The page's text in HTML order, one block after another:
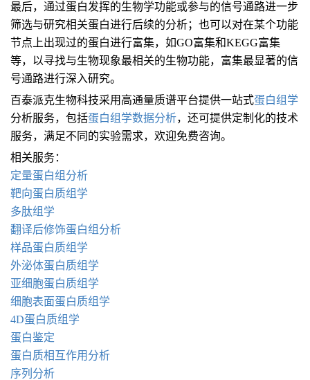
最后，通过蛋白发挥的生物学功能或参与的信号通路进一步
筛选与研究相关蛋白进行后续的分析；也可以对在某个功能
节点上出现过的蛋白进行富集，如GO富集和KEGG富集
等，以寻找与生物现象最相关的生物功能，富集最显著的信
号通路进行深入研究。
百泰派克生物科技采用高通量质谱平台提供一站式蛋白组学
分析服务，包括蛋白组学数据分析，还可提供定制化的技术
服务，满足不同的实验需求，欢迎免费咨询。
相关服务：
定量蛋白组分析
靶向蛋白质组学
多肽组学
翻译后修饰蛋白组分析
样品蛋白质组学
外泌体蛋白质组学
亚细胞蛋白质组学
细胞表面蛋白质组学
4D蛋白质组学
蛋白鉴定
蛋白质相互作用分析
序列分析